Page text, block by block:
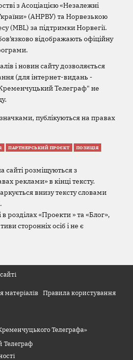
з Асоціацією «Незалежні
(АНРВУ) та Норвезькою
(MBL) за підтримки Норвегії.
відображають офіційну
і новин сайту дозволяється
(для інтернет-видань -
Телеграф" не
публікуються на правах
ПАРТНЕРСЬКИЙ ПРОЄКТ ПОЗИЦІЯ
сайті розміщуються з
реклами» в кінці тексту.
внизу тексту словами
розділах «Проекти » та «Блог»,
сторонніх осіб і не є
матеріалів Правила користування
Телеграфа»
Телеграф